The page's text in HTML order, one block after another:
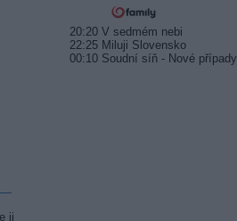
20:20 V sedmém nebi
22:25 Miluji Slovensko
00:10 Soudní síň - Nové případy